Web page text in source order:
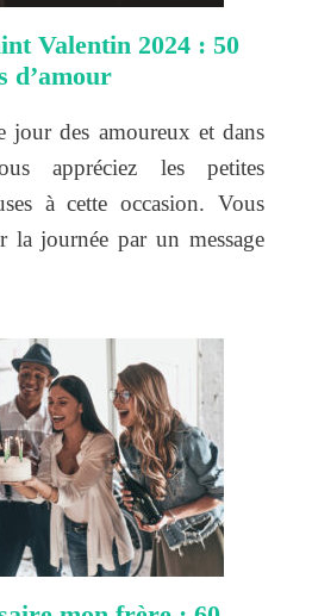
Valentin 2024 : 50
d’amour
jour des amoureux et dans
appréciez les petites
à cette occasion. Vous
la journée par un message